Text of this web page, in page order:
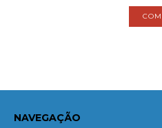
NAVEGAÇÃO